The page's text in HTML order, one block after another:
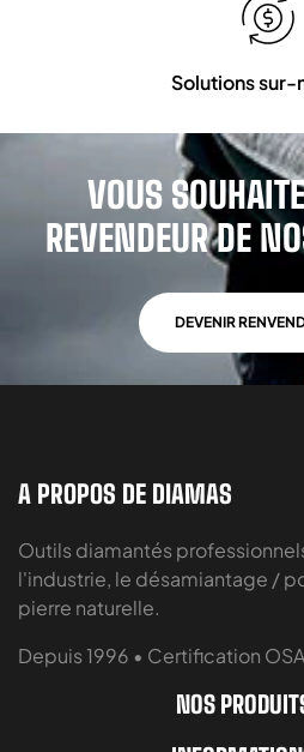
Solutions sur-
VOUS
REVENDEUR DE
DEVENIR
A PROPOS DE DIAMAS
Outils diamantés
l'industrie, le désamiantage /
pierre naturelle.
Depuis 1996 • Certification
NOS